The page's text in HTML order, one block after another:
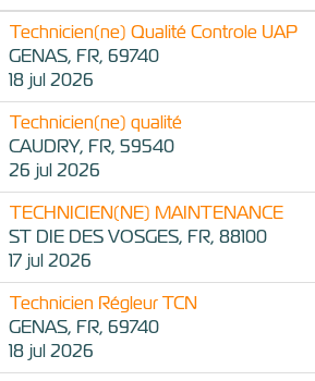
Technicien(ne) Qualité Controle UAP
GENAS, FR, 69740
18 jul 2026
Technicien(ne) qualité
CAUDRY, FR, 59540
26 jul 2026
TECHNICIEN(NE) MAINTENANCE
ST DIE DES VOSGES, FR, 88100
17 jul 2026
Technicien Régleur TCN
GENAS, FR, 69740
18 jul 2026